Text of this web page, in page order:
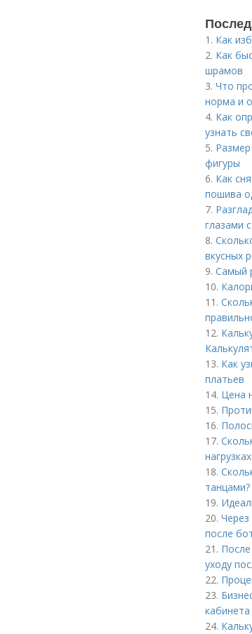
1. Как
2. Как
шрамов
3. Что
норма и
4. Как
узнать
5.
фигуры
6. Как
пошива
7.
глазами
8.
вкусных
9. Самый
10.
11.
12.
13. Как
платьев
14. Цена
15.
16.
17.
18.
танцами?
19.
20. Через
после
21.
уходу
22.
23.
кабинета
24.